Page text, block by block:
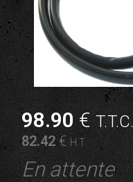
98.90 €T.T.C.
82.42€ H.T.
En attente